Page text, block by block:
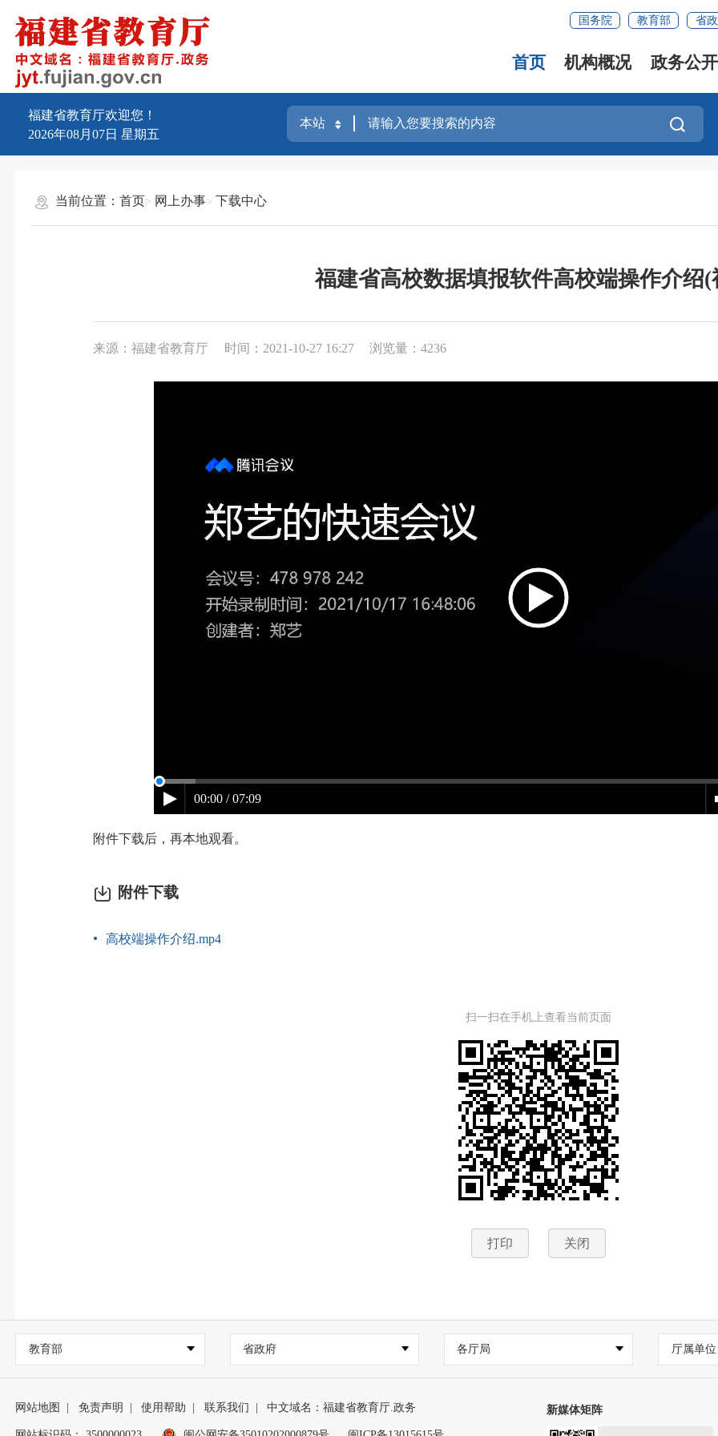
国务院 教育部 省
首页 机构概况 政务公开
福建省教育厅欢迎您！
2026年08月07日 星期五
当前位置：首页 网上办事 下载中心
福建省高校数据填报软件高校端操作介绍(
来源：福建省教育厅 时间：2021-10-27 16:27 浏览量：4236
00:00 / 07:09
附件下载后，再本地观看。
附件下载
高校端操作介绍.mp4
扫一扫在手机上查看当前页面
打印 关闭
教育部 省政府 各厅局 厅属单
网站地图 | 免责声明 | 使用帮助 | 联系我们 | 中文域名：福建省教育厅.政务 新媒体矩阵